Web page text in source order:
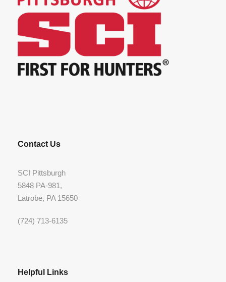
Contact Us
SCI Pittsburgh
5848 PA-981,
Latrobe, PA 15650
(724) 713-6135
Helpful Links